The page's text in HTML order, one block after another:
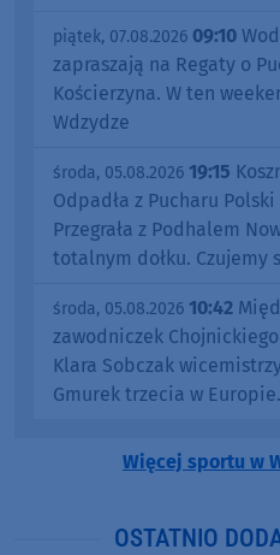
piątek, 07.08.2026 09:10
zapraszają na Regaty o
Kościerzyna. W ten
Wdzydze
środa, 05.08.2026 19:15
Odpadła z Pucharu
Przegrała z Podhalem
totalnym dołku. Czujemy
środa, 05.08.2026 10:42
zawodniczek
Klara Sobczak
Gmurek trzecia w
Więcej sportu w
OSTATNIO